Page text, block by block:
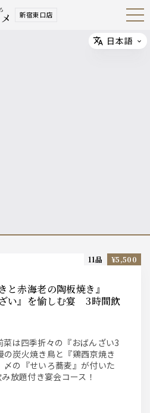
新宿東口店 Open
Navig
い』を愉しむ宴 3時間飲
炭火焼き鳥と『鶏西京焼き
〆の『せいろ蕎麦』が付いた
放題付き宴会コース！
11品 ¥5,500
Select
日本語